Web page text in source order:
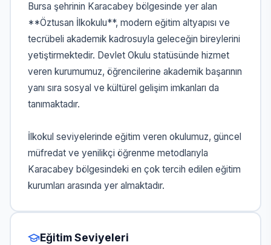
Bursa şehrinin Karacabey bölgesinde yer alan
**Öztusan İlkokulu**, modern eğitim altyapısı ve
tecrübeli akademik kadrosuyla geleceğin bireylerini
yetiştirmektedir. Devlet Okulu statüsünde hizmet
veren kurumumuz, öğrencilerine akademik başarının
yanı sıra sosyal ve kültürel gelişim imkanları da
tanımaktadır.
İlkokul seviyelerinde eğitim veren okulumuz, güncel
müfredat ve yenilikçi öğrenme metodlarıyla
Karacabey bölgesindeki en çok tercih edilen eğitim
kurumları arasında yer almaktadır.
Eğitim Seviyeleri